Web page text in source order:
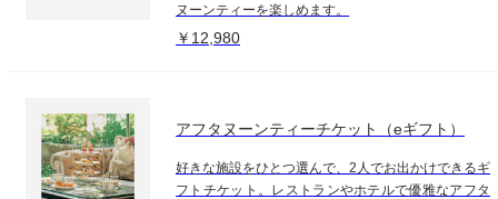
ヌーンティーを楽しめます。
￥12,980
アフタヌーンティーチケット（eギフト）
好きな施設をひとつ選んで、2人でお出かけできるギ
フトチケット。レストランやホテルで優雅なアフタ